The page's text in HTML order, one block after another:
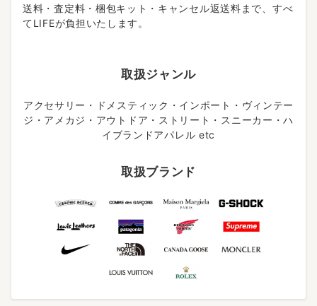
送料・査定料・梱包キット・キャンセル返送料まで、すべ
てLIFEが負担いたします。
取扱ジャンル
アクセサリー・ドメスティック・インポート・ヴィンテー
ジ・アメカジ・アウトドア・ストリート・スニーカー・ハ
イブランドアパレル etc
取扱ブランド